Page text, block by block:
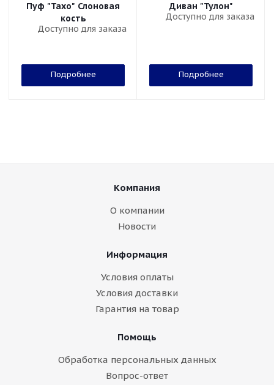
Пуф "Тахо" Слоновая
кость
Доступно для заказа
Подробнее
Диван "Тулон"
Доступно для заказа
Подробнее
Компания
О компании
Новости
Информация
Условия оплаты
Условия доставки
Гарантия на товар
Помощь
Обработка персональных данных
Вопрос-ответ